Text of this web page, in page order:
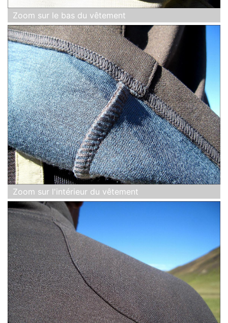
Zoom sur le bas du vêtement
Zoom sur l'intérieur du vêtement